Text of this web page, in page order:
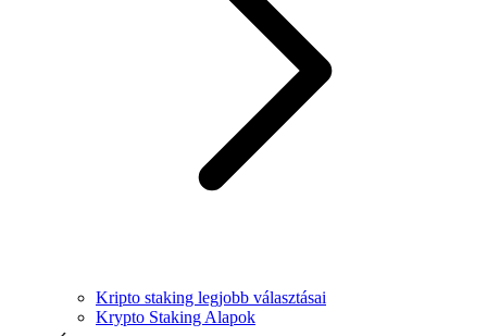
Kripto staking legjobb választásai
Krypto Staking Alapok